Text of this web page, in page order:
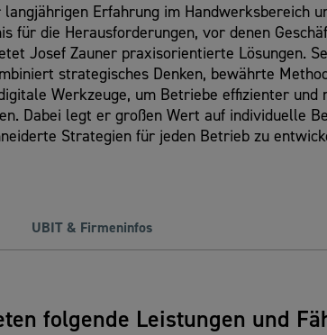
Erfahrung im Handwerksbereich
für die Herausforderungen, vor denen
Josef Zauner praxisorientierte Lösungen.
strategisches Denken, bewährte
Werkzeuge, um Betriebe effizienter und
Dabei legt er großen Wert auf individuelle
Strategien für jeden Betrieb zu
UBIT & Firmeninfos
folgende Leistungen und